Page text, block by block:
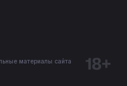
материалы сайта